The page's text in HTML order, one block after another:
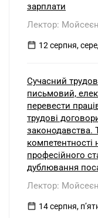
зарплати
Лектор:
12 серпня,
Сучасний
письмовий,
перевести
трудові
законодавства.
компетентності
професійного
дублювання
Лектор:
14 серпня,